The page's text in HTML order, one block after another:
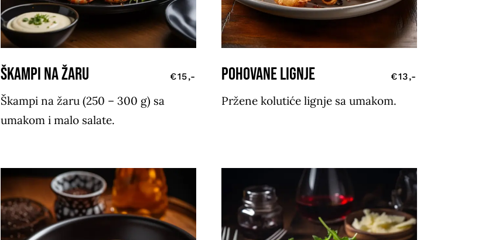
Škampi na žaru €15,-
Škampi na žaru (250 – 300 g) sa
umakom i malo salate.
Pohovane lignje €13,-
Pržene kolutiće lignje sa umakom.